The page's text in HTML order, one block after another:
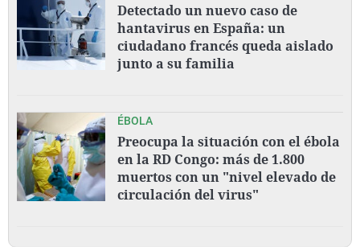
Detectado un nuevo caso de
hantavirus en España: un
ciudadano francés queda aislado
junto a su familia
ÉBOLA
Preocupa la situación con el ébola
en la RD Congo: más de 1.800
muertos con un "nivel elevado de
circulación del virus"